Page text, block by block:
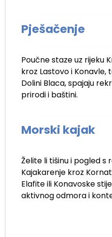
Pješačenje
Poučne staze uz rijeku
kroz Lastovo i
Dolini Blaca, spajaju
prirodi i baštini.
Morski kajak
Želite li tišinu i pogled s
Kajakarenje kroz
Elafite ili Konavoske
aktivnog odmora i